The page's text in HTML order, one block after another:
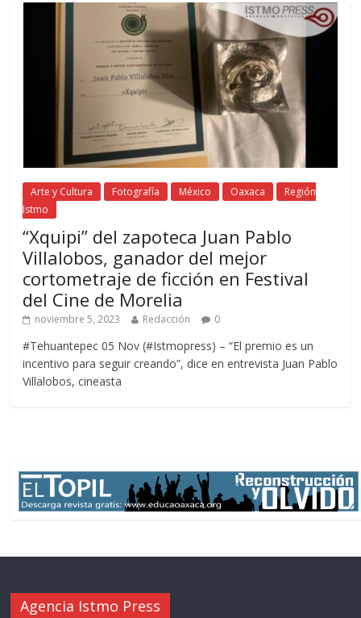
Arte y Cultura Fotografía México Oaxaca
Región
Istmo
“Xquipi” del zapoteca Juan Pablo
Villalobos, ganador del mejor
cortometraje de ficción en Festival
del Cine de Morelia
noviembre 5, 2023 Redacción 0
#Tehuantepec 05 Nov (#Istmopress) – “El premio es un
incentivo para seguir creando”, dice en entrevista Juan Pablo
Villalobos, cineasta
Agencia Istmo Press